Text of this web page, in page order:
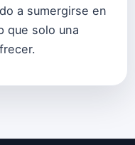
a sumergirse en
que solo una